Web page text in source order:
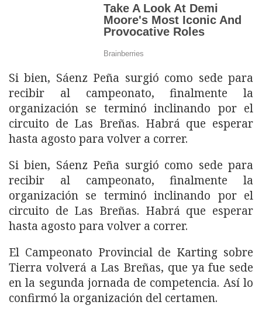
Si bien, Sáenz Peña surgió como sede para
recibir al campeonato, finalmente la
organización se terminó inclinando por el
circuito de Las Breñas. Habrá que esperar
hasta agosto para volver a correr.
Si bien, Sáenz Peña surgió como sede para
recibir al campeonato, finalmente la
organización se terminó inclinando por el
circuito de Las Breñas. Habrá que esperar
hasta agosto para volver a correr.
El Campeonato Provincial de Karting sobre
Tierra volverá a Las Breñas, que ya fue sede
en la segunda jornada de competencia. Así lo
confirmó la organización del certamen.